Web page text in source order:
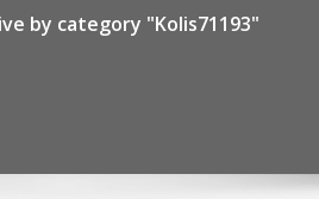
by category "Kolis71193"